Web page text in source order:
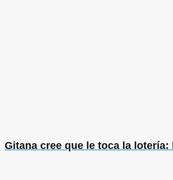
Gitana cree que le toca la